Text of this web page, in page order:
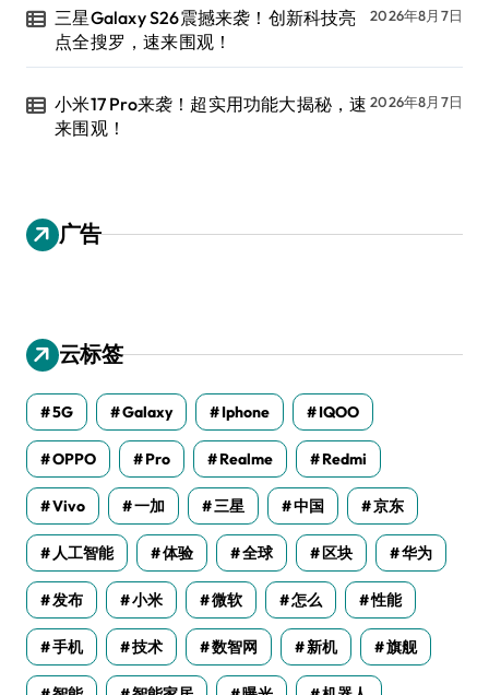
三星Galaxy S26震撼来袭！创新科技亮
点全搜罗，速来围观！
2026年8月7日
小米17 Pro来袭！超实用功能大揭秘，速
来围观！
2026年8月7日
广告
云标签
5G Galaxy Iphone IQOO
OPPO Pro Realme Redmi
Vivo 一加 三星 中国 京东
人工智能 体验 全球 区块 华为
发布 小米 微软 怎么 性能
手机 技术 数智网 新机 旗舰